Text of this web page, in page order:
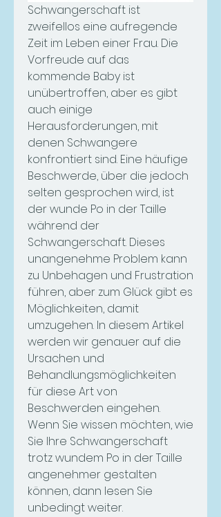
Schwangerschaft ist
zweifellos eine aufregende
Zeit im Leben einer Frau. Die
Vorfreude auf das
kommende Baby ist
unübertroffen, aber es gibt
auch einige
Herausforderungen, mit
denen Schwangere
konfrontiert sind. Eine häufige
Beschwerde, über die jedoch
selten gesprochen wird, ist
der wunde Po in der Taille
während der
Schwangerschaft. Dieses
unangenehme Problem kann
zu Unbehagen und Frustration
führen, aber zum Glück gibt es
Möglichkeiten, damit
umzugehen. In diesem Artikel
werden wir genauer auf die
Ursachen und
Behandlungsmöglichkeiten
für diese Art von
Beschwerden eingehen.
Wenn Sie wissen möchten, wie
Sie Ihre Schwangerschaft
trotz wundem Po in der Taille
angenehmer gestalten
können, dann lesen Sie
unbedingt weiter.